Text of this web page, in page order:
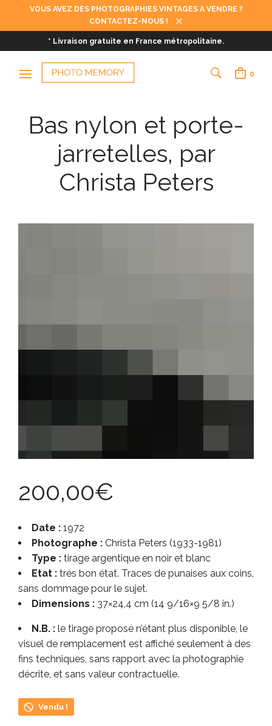
VOUS AVEZ DES PHOTOGRAPHIES VINTAGES A VENDRE ?
CONTACTEZ-NOUS !
* Livraison gratuite en France métropolitaine.
0
Bas nylon et porte-
jarretelles, par
Christa Peters
200,00€
Date : 1972
Photographe : Christa Peters (1933-1981)
Type : tirage argentique en noir et blanc
Etat : très bon état. Traces de punaises aux coins,
sans dommage pour le sujet.
Dimensions : 37×24,4 cm (14 9/16×9 5/8 in.)
N.B. : le tirage proposé n’étant plus disponible, le
visuel de remplacement est affiché seulement à des
fins techniques, sans rapport avec la photographie
décrite, et sans valeur contractuelle.
Vendu !